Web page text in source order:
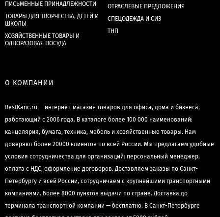
ПИСЬМЕННЫЕ ПРИНАДЛЕЖНОСТИ
ТОВАРЫ ДЛЯ ТВОРЧЕСТВА, ДЕТЕЙ И
ШКОЛЫ
ХОЗЯЙСТВЕННЫЕ ТОВАРЫ И
ОДНОРАЗОВАЯ ПОСУДА
ОТРАСЛЕВЫЕ ПРЕДЛОЖЕНИЯ
СПЕЦОДЕЖДА И СИЗ
ТНП
О КОМПАНИИ
BestKanc.ru — интернет-магазин товаров для офиса, дома и бизнеса,
работающий с 2006 года. В каталоге более 100 000 наименований:
канцелярия, бумага, техника, мебель и хозяйственные товары. Нам
доверяют более 20000 клиентов по всей России. Мы предлагаем удобные
условия сотрудничества для организаций: персональный менеджер,
оплата с НДС, оформление договоров. Доставляем заказы по Санкт-
Петербургу и всей России, сотрудничаем с крупнейшими транспортными
компаниями. Более 8000 пунктов выдачи по стране. Доставка до
терминала транспортной компании — бесплатно. В Санкт-Петербурге